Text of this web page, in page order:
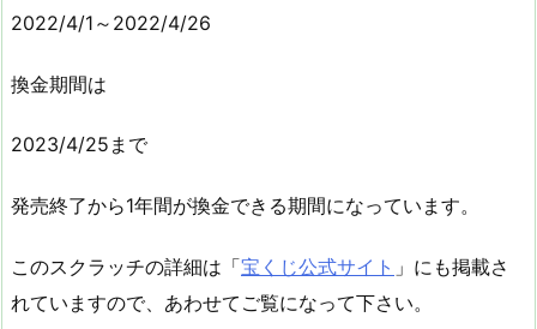
2022/4/1～2022/4/26
換金期間は
2023/4/25まで
発売終了から1年間が換金できる期間になっています。
このスクラッチの詳細は「宝くじ公式サイト 」にも掲載さ
れていますので、あわせてご覧になって下さい。